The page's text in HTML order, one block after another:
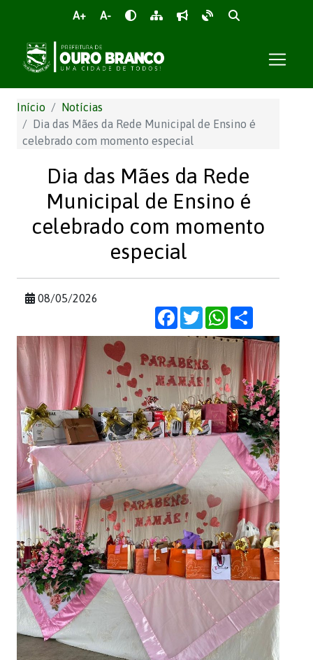
A+ A-
Início
Notícias
Dia das Mães da Rede Municipal de Ensino é
celebrado com momento especial
Dia das Mães da Rede
Municipal de Ensino é
celebrado com momento
especial
08/05/2026
Facebook
TwitterWhatsApp